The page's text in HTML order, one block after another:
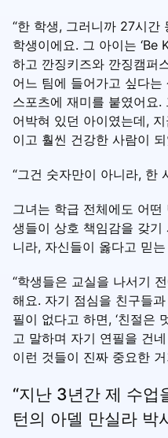
“한 학생, 그러니까 27시간
학생이에요. 그 아이는 ‘Be
하고 깐징키즈와 깐징캠퍼
어느 팀에 들어가고 싶다
스포츠에 재미를 붙였어요
어박혀 있던 아이였는데,
이고 훨씬 건강한 사람이 되
“그건 숫자만이 아니라, 한
그녀는 학급 전체에도 어
생들이 상호 책임감을 갖
니라, 자신들이 옳다고 믿
“학생들은 교실을 나서기
해요. 자기 점심을 친구들
필이 없다고 하면, ‘친절은
고 말하며 자기 연필을 건
이런 것들이 진짜 중요한 거
“지난 3년간 제 수업
턴의 아델 만실라 박